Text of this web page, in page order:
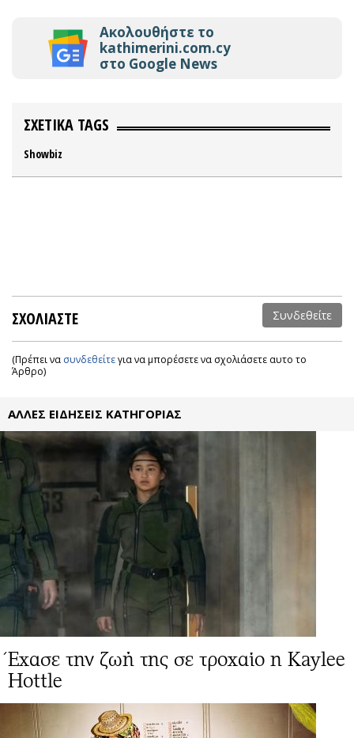
Ακολουθήστε το
kathimerini.com.cy
στο Google News
ΣΧΕΤΙΚΑ TAGS
Showbiz
ΣΧΟΛΙΑΣΤΕ Συνδεθείτε
(Πρέπει να συνδεθείτεγια να μπορέσετε να σχολιάσετε αυτο το
Άρθρο)
ΑΛΛΕΣ ΕΙΔΗΣΕΙΣ ΚΑΤΗΓΟΡΙΑΣ
Έχασε την ζωή της σε τροχαίο η Kaylee
Hottle